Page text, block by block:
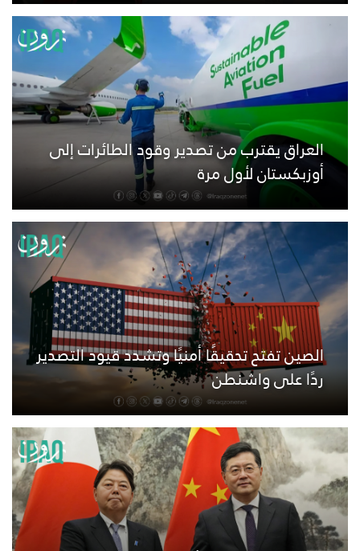
العراق يقترب من تصدير وقود الطائرات إلى
أوزبكستان لأول مرة
الصين تفتح تحقيقًا أمنيًا وتشدد قيود التصدير
ردًا على واشنطن